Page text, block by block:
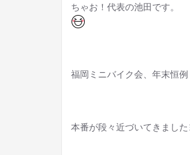
ちゃお！代表の池田です。
福岡ミニバイク会、年末恒
本番が段々近づいてきました